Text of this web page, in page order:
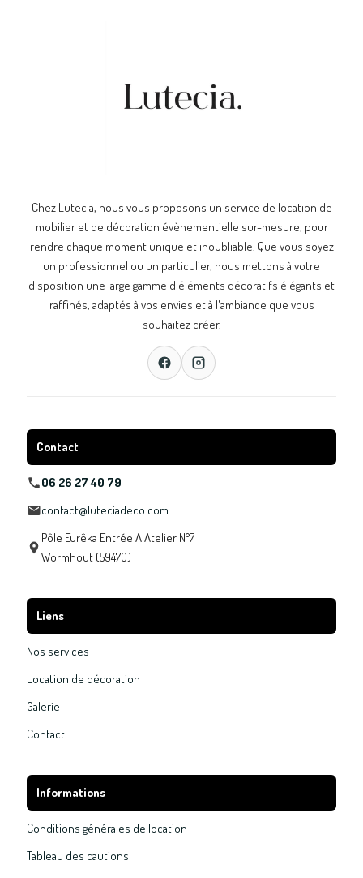
Chez Lutecia, nous vous proposons un service de location de
mobilier et de décoration évènementielle sur-mesure, pour
rendre chaque moment unique et inoubliable. Que vous soyez
un professionnel ou un particulier, nous mettons à votre
disposition une large gamme d'éléments décoratifs élégants et
raffinés, adaptés à vos envies et à l'ambiance que vous
souhaitez créer.
Contact
06 26 27 40 79
contact@luteciadeco.com
Pôle Eurêka Entrée A Atelier N°7
Wormhout (59470)
Liens
Nos services
Location de décoration
Galerie
Contact
Informations
Conditions générales de location
Tableau des cautions